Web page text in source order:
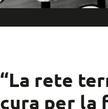
“La rete
cura per la